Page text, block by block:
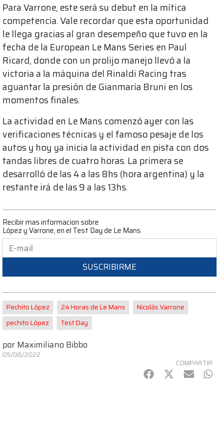
Para Varrone, este será su debut en la mítica
competencia. Vale recordar que esta oportunidad
le llega gracias al gran desempeño que tuvo en la
fecha de la European Le Mans Series en Paul
Ricard, donde con un prolijo manejo llevó a la
victoria a la máquina del Rinaldi Racing tras
aguantar la presión de Gianmaría Bruni en los
momentos finales.
La actividad en Le Mans comenzó ayer con las
verificaciones técnicas y el famoso pesaje de los
autos y hoy ya inicia la actividad en pista con dos
tandas libres de cuatro horas. La primera se
desarrolló de las 4 a las 8hs (hora argentina) y la
restante irá de las 9 a las 13hs.
Recibir mas informacion sobre
López y Varrone, en el Test Day de Le Mans
SUSCRIBIRME
Pechito López 24 Horas de Le Mans
Nicolás Varrone
pechito López
Test Day
por Maximiliano Bibbo
05/06/2022
COMPARTIR
Facebook
Twitter
mail